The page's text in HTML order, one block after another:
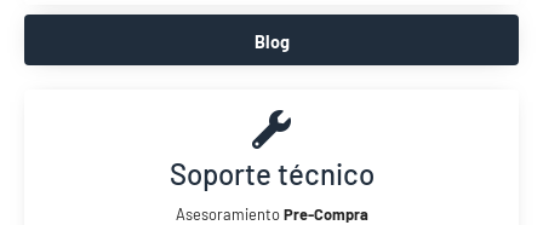
Blog
Soporte técnico
AsesoramientoPre-Compra